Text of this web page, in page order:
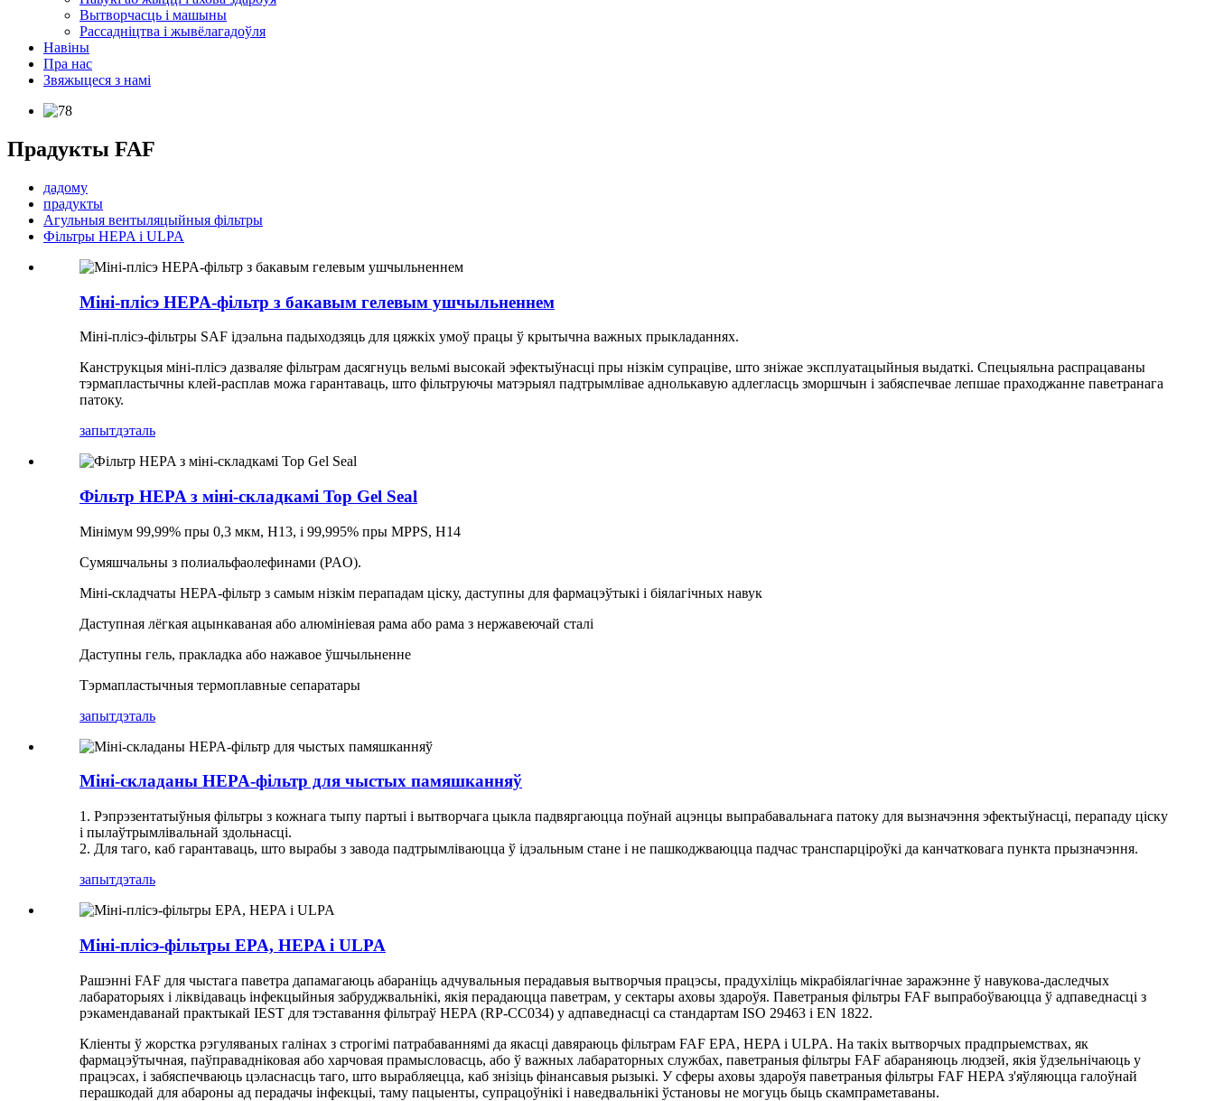
Вытворчасць і машыны
Рассадніцтва і жывёлагадоўля
Навіны
Пра нас
Звяжыцеся з намі
Прадукты FAF
дадому
прадукты
Агульныя вентыляцыйныя фільтры
Фільтры HEPA і ULPA
Міні-плісэ HEPA-фільтр з бакавым гелевым ушчыльненнем
Міні-плісэ-фільтры SAF ідэальна падыходзяць для цяжкіх умоў працы ў крытычна важных прыкладаннях.
Канструкцыя міні-плісэ дазваляе фільтрам дасягнуць вельмі высокай эфектыўнасці пры нізкім супраціве, што зніжае эксплуатацыйныя выдаткі. Спецыяльна распрацаваны
тэрмапластычны клей-расплав можа гарантаваць, што фільтруючы матэрыял падтрымлівае аднолькавую адлегласць зморшчын і забяспечвае лепшае праходжанне паветранага
патоку.
запытдэталь
Фільтр HEPA з міні-складкамі Top Gel Seal
Мінімум 99,99% пры 0,3 мкм, H13, і 99,995% пры MPPS, H14
Сумяшчальны з полиальфаолефинами (PAO).
Міні-складчаты HEPA-фільтр з самым нізкім перападам ціску, даступны для фармацэўтыкі і біялагічных навук
Даступная лёгкая ацынкаваная або алюмініевая рама або рама з нержавеючай сталі
Даступны гель, пракладка або нажавое ўшчыльненне
Тэрмапластычныя термоплавные сепаратары
запытдэталь
Міні-складаны HEPA-фільтр для чыстых памяшканняў
1. Рэпрэзентатыўныя фільтры з кожнага тыпу партыі і вытворчага цыкла падвяргаюцца поўнай ацэнцы выпрабавальнага патоку для вызначэння эфектыўнасці, перападу ціску
і пылаўтрымлівальнай здольнасці.
2. Для таго, каб гарантаваць, што вырабы з завода падтрымліваюцца ў ідэальным стане і не пашкоджваюцца падчас транспарціроўкі да канчатковага пункта прызначэння.
запытдэталь
Міні-плісэ-фільтры EPA, HEPA і ULPA
Рашэнні FAF для чыстага паветра дапамагаюць абараніць адчувальныя перадавыя вытворчыя працэсы, прадухіліць мікрабіялагічнае заражэнне ў навукова-даследчых
лабараторыях і ліквідаваць інфекцыйныя забруджвальнікі, якія перадаюцца паветрам, у сектары аховы здароўя. Паветраныя фільтры FAF выпрабоўваюцца ў адпаведнасці з
рэкамендаванай практыкай IEST для тэставання фільтраў HEPA (RP-CC034) у адпаведнасці са стандартам ISO 29463 і EN 1822.
Кліенты ў жорстка рэгуляваных галінах з строгімі патрабаваннямі да якасці давяраюць фільтрам FAF EPA, HEPA і ULPA. На такіх вытворчых прадпрыемствах, як
фармацэўтычная, паўправадніковая або харчовая прамысловасць, або ў важных лабараторных службах, паветраныя фільтры FAF абараняюць людзей, якія ўдзельнічаюць у
працэсах, і забяспечваюць цэласнасць таго, што вырабляецца, каб знізіць фінансавыя рызыкі. У сферы аховы здароўя паветраныя фільтры FAF HEPA з'яўляюцца галоўнай
перашкодай для абароны ад перадачы інфекцыі, таму пацыенты, супрацоўнікі і наведвальнікі ўстановы не могуць быць скампраметаваны.